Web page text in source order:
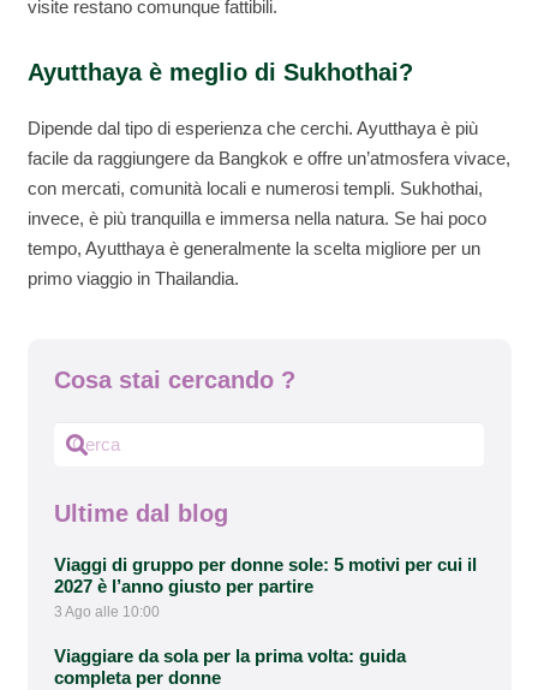
visite restano comunque fattibili.
Ayutthaya è meglio di Sukhothai?
Dipende dal tipo di esperienza che cerchi. Ayutthaya è più
facile da raggiungere da Bangkok e offre un’atmosfera vivace,
con mercati, comunità locali e numerosi templi. Sukhothai,
invece, è più tranquilla e immersa nella natura. Se hai poco
tempo, Ayutthaya è generalmente la scelta migliore per un
primo viaggio in Thailandia.
Cosa stai cercando ?
Ultime dal blog
Viaggi di gruppo per donne sole: 5 motivi per cui il
2027 è l’anno giusto per partire
3 Ago alle 10:00
Viaggiare da sola per la prima volta: guida
completa per donne